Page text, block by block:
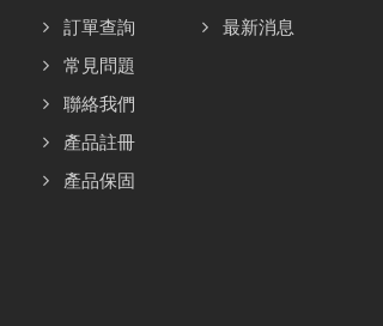
訂單查詢
常見問題
聯絡我們
產品註冊
產品保固
最新消息